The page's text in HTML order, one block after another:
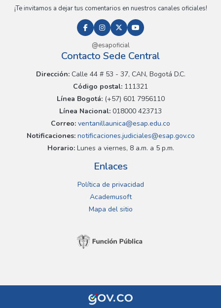
¡Te invitamos a dejar tus comentarios en nuestros canales oficiales!
@esapoficial
Contacto Sede Central
Dirección:Calle 44 # 53 - 37, CAN, Bogotá D.C.
Código postal: 111321
Línea Bogotá:(+57) 601 7956110
Línea Nacional: 018000 423713
Correo: ventanillaunica@esap.edu.co
Notificaciones:notificaciones.judiciales@esap.gov.co
Horario:Lunes a viernes, 8 a.m. a 5 p.m.
Enlaces
Política de privacidad
Academusoft
Mapa del sitio